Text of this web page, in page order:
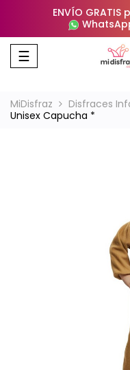
ENVÍO
Navegación
de
☰
MiDisfraz Disfraces
Unisex Capucha *